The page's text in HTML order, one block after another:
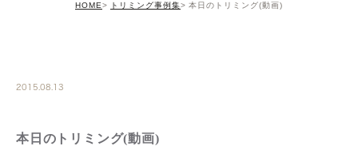
HOME トリミング事例集 本日のトリミング(動画)
2015.08.13
本日のトリミング(動画)